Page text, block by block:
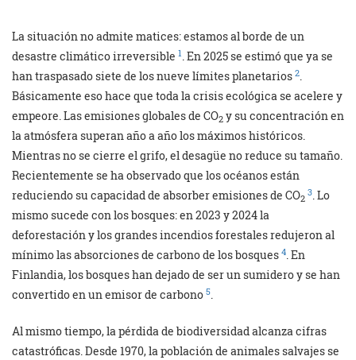
La situación no admite matices: estamos al borde de un
desastre climático irreversible 1. En 2025 se estimó que ya se
han traspasado siete de los nueve límites planetarios 2.
Básicamente eso hace que toda la crisis ecológica se acelere y
empeore. Las emisiones globales de CO2 y su concentración en
la atmósfera superan año a año los máximos históricos.
Mientras no se cierre el grifo, el desagüe no reduce su tamaño.
Recientemente se ha observado que los océanos están
reduciendo su capacidad de absorber emisiones de CO2
3. Lo
mismo sucede con los bosques: en 2023 y 2024 la
deforestación y los grandes incendios forestales redujeron al
mínimo las absorciones de carbono de los bosques 4. En
Finlandia, los bosques han dejado de ser un sumidero y se han
convertido en un emisor de carbono 5.
Al mismo tiempo, la pérdida de biodiversidad alcanza cifras
catastróficas. Desde 1970, la población de animales salvajes se